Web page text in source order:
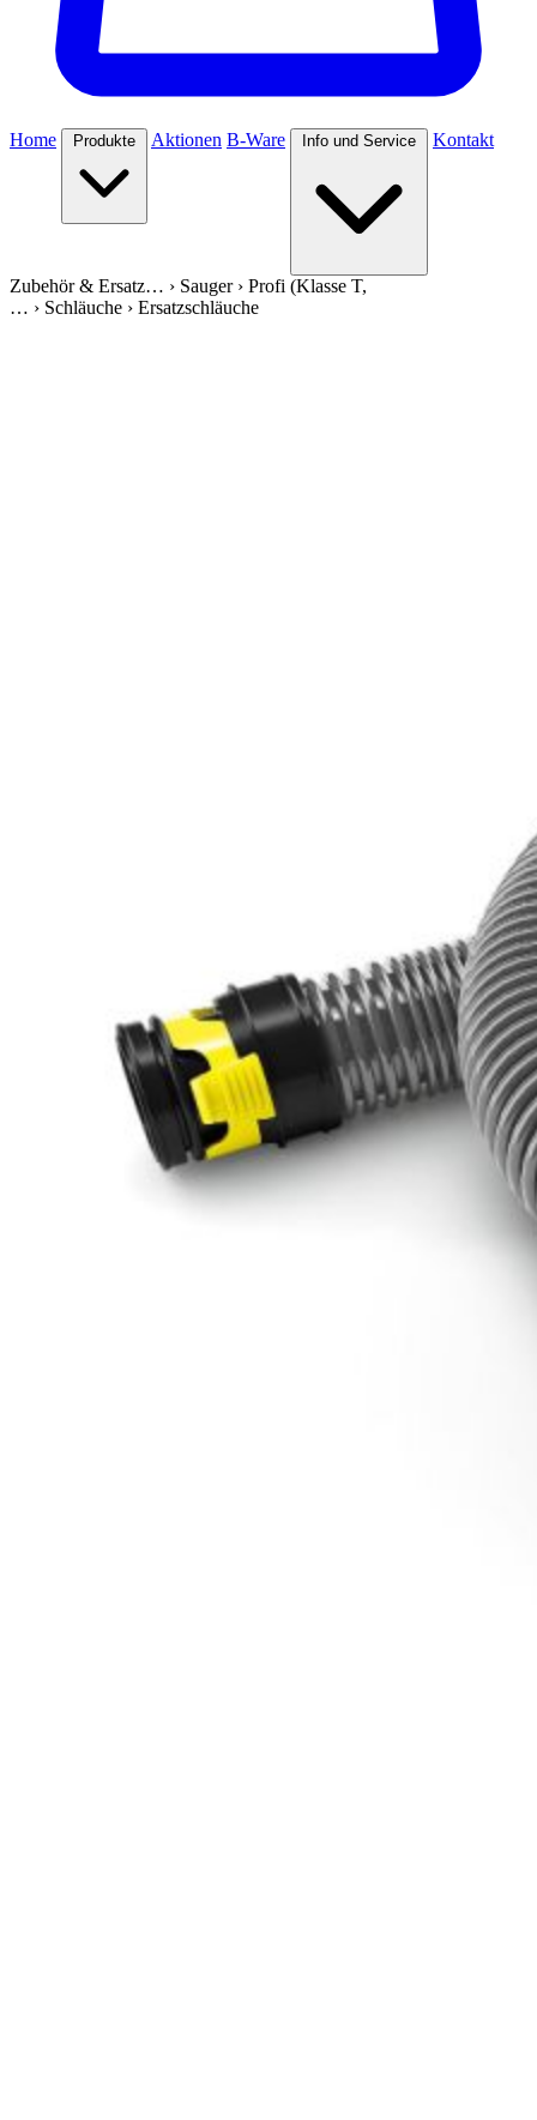
Home Produkte Aktionen B-Ware Info und Service Kontakt
Zubehör & Ersatz… › Sauger› Profi (Klasse T,
… › Schläuche › Ersatzschläuche